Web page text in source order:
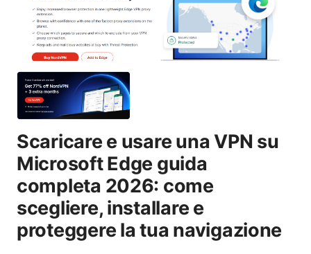
Scaricare e usare una VPN su
Microsoft Edge guida
completa 2026: come
scegliere, installare e
proteggere la tua navigazione